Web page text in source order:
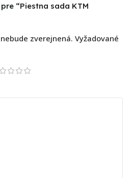
“Piestna sada KTM
zverejnená. Vyžadované